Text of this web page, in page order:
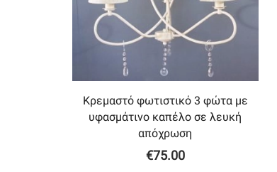
Κρεμαστό φωτιστικό 3 φώτα με
υφασμάτινο καπέλο σε λευκή
απόχρωση
€75.00